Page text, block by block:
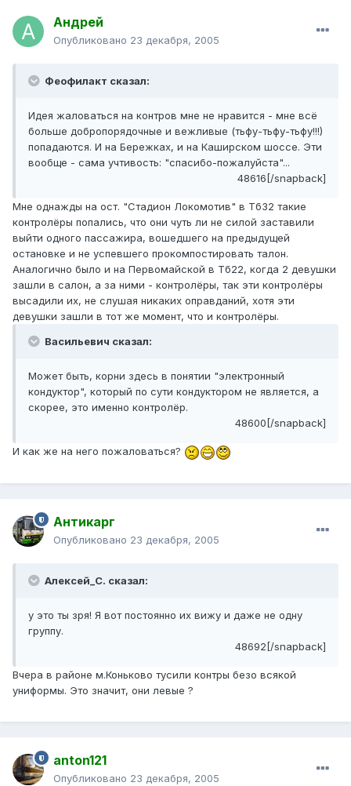
Андрей
Опубликовано 23 декабря, 2005
Феофилакт сказал:
Идея жаловаться на контров мне не нравится - мне всё
больше добропорядочные и вежливые (тьфу-тьфу-тьфу!!!)
попадаются. И на Бережках, и на Каширском шоссе. Эти
вообще - сама учтивость: "спасибо-пожалуйста"...
48616[/snapback]
Мне однажды на ост. "Стадион Локомотив" в Тб32 такие
контролёры попались, что они чуть ли не силой заставили
выйти одного пассажира, вошедшего на предыдущей
остановке и не успевшего прокомпостировать талон.
Аналогично было и на Первомайской в Тб22, когда 2 девушки
зашли в салон, а за ними - контролёры, так эти контролёры
высадили их, не слушая никаких оправданий, хотя эти
девушки зашли в тот же момент, что и контролёры.
Васильевич сказал:
Может быть, корни здесь в понятии "электронный
кондуктор", который по сути кондуктором не является, а
скорее, это именно контролёр.
48600[/snapback]
И как же на него пожаловаться?
Антикарг
Опубликовано 23 декабря, 2005
Алексей_С. сказал:
у это ты зря! Я вот постоянно их вижу и даже не одну
группу.
48692[/snapback]
Вчера в районе м.Коньково тусили контры безо всякой
униформы. Это значит, они левые ?
anton121
Опубликовано 23 декабря, 2005